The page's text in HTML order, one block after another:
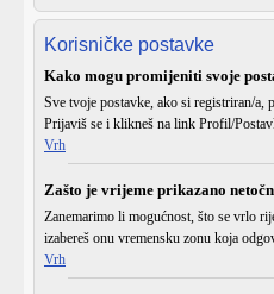
Korisničke postavke
Kako mogu promijeniti svoje
Sve tvoje postavke, ako si registriran/a,
Prijaviš se i klikneš na link Profil/
Vrh
Zašto je vrijeme prikazano
Zanemarimo li mogućnost, što se vrlo
izabereš onu vremensku zonu koja
Vrh